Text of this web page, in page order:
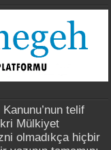
telif
Mülkiyet
olmadıkça hiçbir